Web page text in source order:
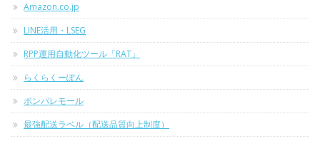
Amazon.co.jp
LINE活用・LSEG
RPP運用自動化ツール「RAT」
らくらくーぽん
ポンパレモール
最強配送ラベル（配送品質向上制度）